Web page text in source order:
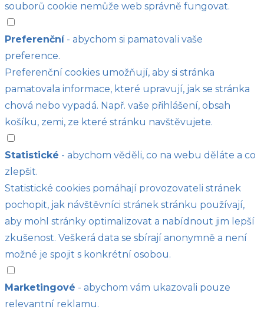
souborů cookie nemůže web správně fungovat.
Preferenční- abychom si pamatovali vaše
preference.
Preferenční cookies umožňují, aby si stránka
pamatovala informace, které upravují, jak se stránka
chová nebo vypadá. Např. vaše přihlášení, obsah
košíku, zemi, ze které stránku navštěvujete.
Statistické - abychom věděli, co na webu děláte a co
zlepšit.
Statistické cookies pomáhají provozovateli stránek
pochopit, jak návštěvníci stránek stránku používají,
aby mohl stránky optimalizovat a nabídnout jim lepší
zkušenost. Veškerá data se sbírají anonymně a není
možné je spojit s konkrétní osobou.
Marketingové - abychom vám ukazovali pouze
relevantní reklamu.